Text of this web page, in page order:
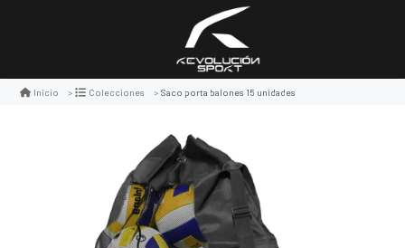
Inicio Colecciones Saco porta balones 15 unidades